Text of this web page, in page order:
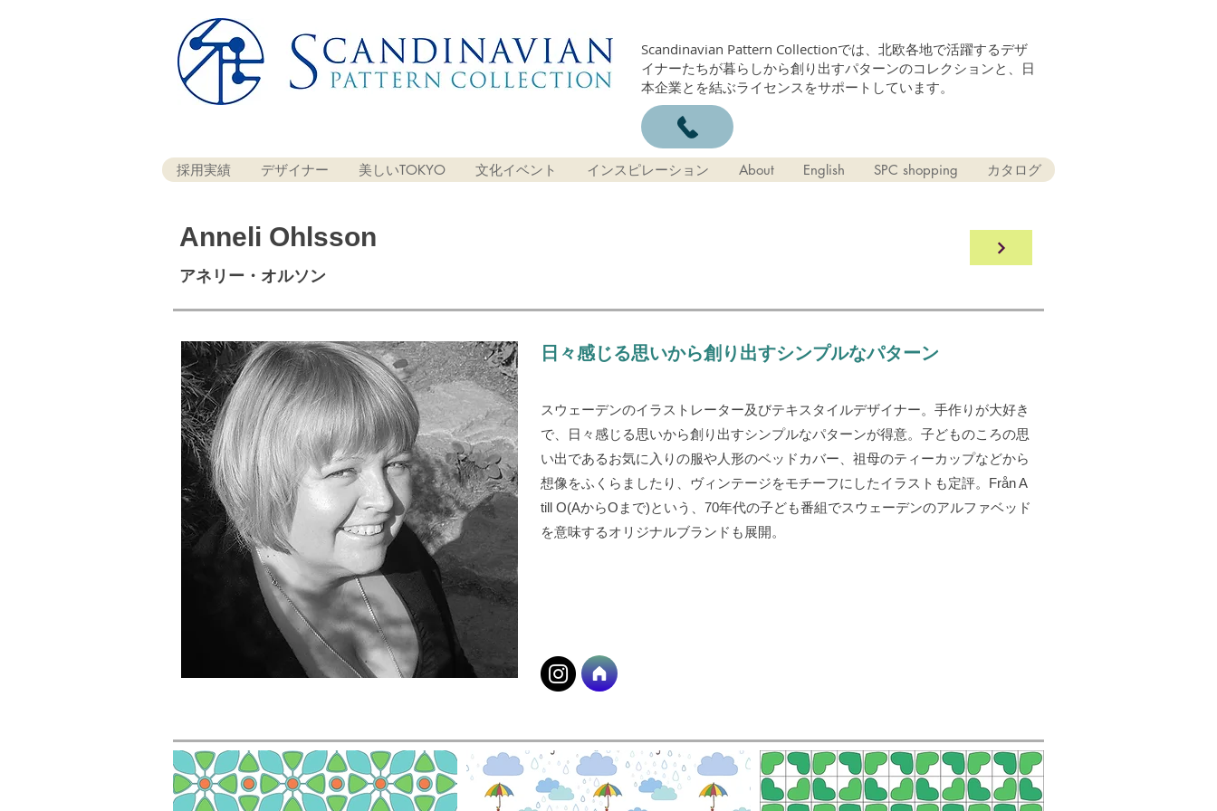
Scandinavian Pattern Collectionでは、北欧各地で活躍するデザ
イナーたちが暮らしから創り出すパターンのコレクションと、日
本企業とを結ぶライセンスをサポートしています。
採用実績 デザイナー 美しいTOKYO 文化イベント インスピレーション About English SPC shopping カタログ
Anneli Ohlsson
アネリー・オルソン
日々感じる思いから創り出すシンプルなパターン
スウェーデンのイラストレーター及びテキスタイルデザイナー。手作りが大好き
で、日々感じる思いから創り出すシンプルなパターンが得意。子どものころの思
い出であるお気に入りの服や人形のベッドカバー、祖母のティーカップなどから
想像をふくらましたり、ヴィンテージをモチーフにしたイラストも定評。Från A
till O(AからOまで)という、70年代の子ども番組でスウェーデンのアルファベッド
を意味するオリジナルブランドも展開。